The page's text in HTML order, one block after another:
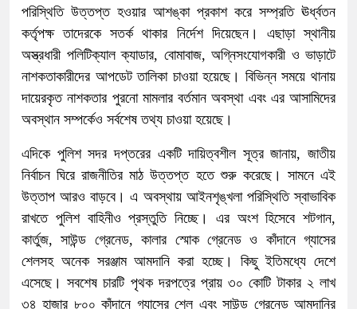
পরিস্থিতি উত্তপ্ত হওয়ার আশঙ্কা প্রকাশ করে সম্প্রতি ঊর্ধ্বতন
কর্তৃপক্ষ তাদেরকে সতর্ক থাকার নির্দেশ দিয়েছেন। এছাড়া স্থানীয়
অস্ত্রধারী পলিটিক্যাল ক্যাডার, বোমাবাজ, অগ্নিসংযোগকারী ও ভাড়াটে
নাশকতাকারীদের আপডেট তালিকা চাওয়া হয়েছে। বিভিন্ন সময়ে থানায়
দায়েরকৃত নাশকতার পুরনো মামলার বর্তমান অবস্থা এবং এর আসামিদের
অবস্থান সম্পর্কেও সর্বশেষ তথ্য চাওয়া হয়েছে।
এদিকে পুলিশ সদর দপ্তরের একটি দায়িত্বশীল সূত্র জানায়, জাতীয়
নির্বাচন ঘিরে রাজনীতির মাঠ উত্তপ্ত হতে শুরু করেছে। সামনে এই
উত্তাপ আরও বাড়বে। এ অবস্থায় আইনশৃঙ্খলা পরিস্থিতি স্বাভাবিক
রাখতে পুলিশ বাহিনীও প্রস্তুতি নিচ্ছে। এর অংশ হিসেবে শটগান,
কার্তুজ, সাউন্ড গ্রেনেড, কালার স্মোক গ্রেনেড ও কাঁদানে গ্যাসের
শেলসহ অনেক সরঞ্জাম আমদানি করা হচ্ছে। কিছু ইতিমধ্যে দেশে
এসেছে। সবশেষ চারটি পৃথক দরপত্রে প্রায় ৩০ কোটি টাকার ২ লাখ
৩৪ হাজার ৮০০ কাঁদানে গ্যাসের শেল এবং সাউন্ড গ্রেনেড আমদানির